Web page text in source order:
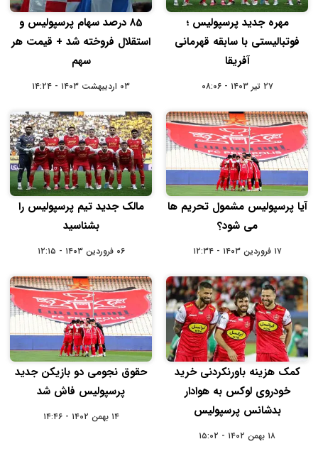
مهره جدید پرسپولیس ؛
فوتبالیستی با سابقه قهرمانی
آفریقا
۲۷ تیر ۱۴۰۳ - ۰۸:۰۶
85 درصد سهام پرسپولیس و
استقلال فروخته شد + قیمت هر
سهم
۰۳ اردیبهشت ۱۴۰۳ - ۱۴:۲۴
آیا پرسپولیس مشمول تحریم ها
می شود؟
۱۷ فروردین ۱۴۰۳ - ۱۲:۳۴
مالک جدید تیم پرسپولیس را
بشناسید
۰۶ فروردین ۱۴۰۳ - ۱۲:۱۵
کمک هزینه باورنکردنی خرید
خودروی لوکس به هوادار
بدشانس پرسپولیس
۱۸ بهمن ۱۴۰۲ - ۱۵:۰۲
حقوق نجومی دو بازیکن جدید
پرسپولیس فاش شد
۱۴ بهمن ۱۴۰۲ - ۱۴:۴۶